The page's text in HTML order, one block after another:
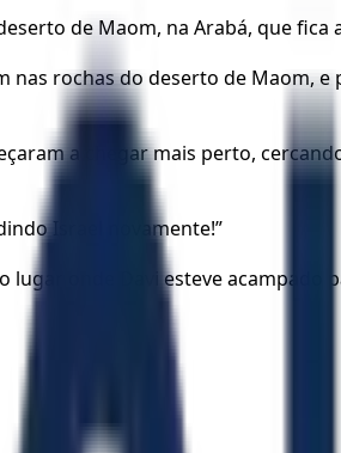
de Maom, na Arabá, que fica
nas rochas do deserto de Maom,
a chegar mais perto,
Israel novamente!”
onde Davi esteve acampado